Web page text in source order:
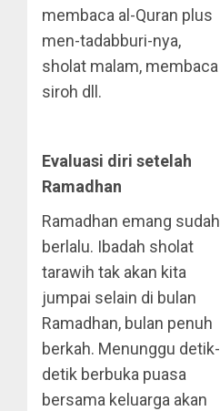
membaca al-Quran plus
men-tadabburi-nya,
sholat malam, membaca
siroh dll.
Evaluasi diri setelah
Ramadhan
Ramadhan emang sudah
berlalu. Ibadah sholat
tarawih tak akan kita
jumpai selain di bulan
Ramadhan, bulan penuh
berkah. Menunggu detik-
detik berbuka puasa
bersama keluarga akan